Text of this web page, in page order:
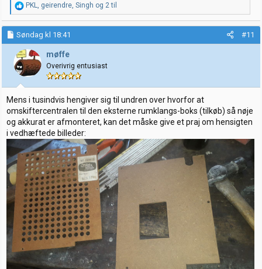
R
e
a
k
s
j
o
n
e
r
:
PKL, geirendre, Singh og 2 til
Søndag kl 18:41 #11
møffe
Overivrig entusiast
Mens i tusindvis hengiver sig til undren over hvorfor at
omskiftercentralen til den eksterne rumklangs-boks (tilkøb) så nøje
og akkurat er afmonteret, kan det måske give et praj om hensigten
i vedhæftede billeder: